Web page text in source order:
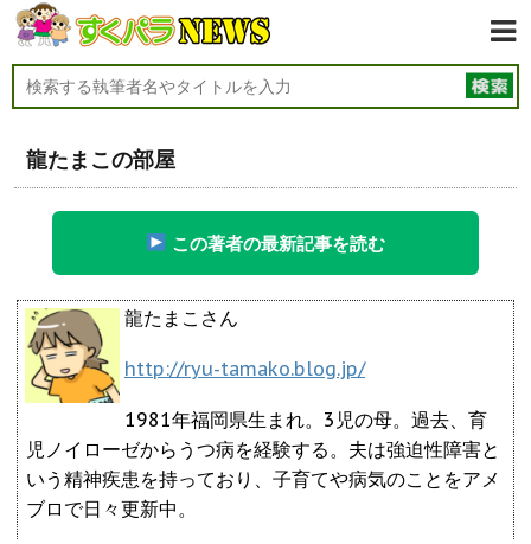
龍たまこの部屋
この著者の最新記事を読む
龍たまこさん
http://ryu-tamako.blog.jp/
1981年福岡県生まれ。3児の母。過去、育
児ノイローゼからうつ病を経験する。夫は強迫性障害と
いう精神疾患を持っており、子育てや病気のことをアメ
ブロで日々更新中。